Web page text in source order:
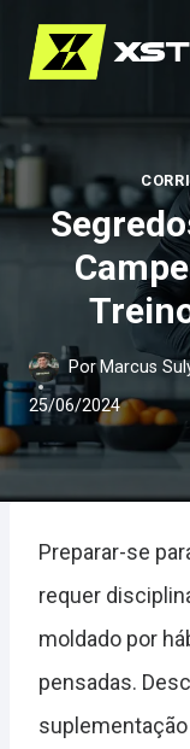
Pular
para
Conteúdo
Por Marcus
25/06/2024
Preparar-se
requer
moldado por
pensadas.